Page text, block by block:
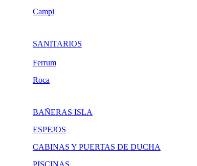
Campi
SANITARIOS
Ferrum
Roca
BAÑERAS ISLA
ESPEJOS
CABINAS Y PUERTAS DE DUCHA
PISCINAS